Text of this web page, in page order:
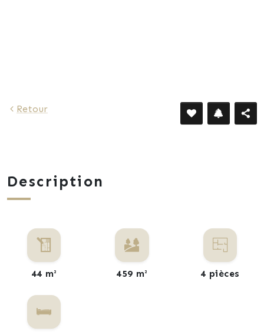
Retour
Description
44 m² 459 m² 4 pièces